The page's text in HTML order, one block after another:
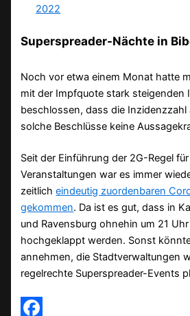
2022
Superspreader-Nächte in
Noch vor etwa einem Monat hatte
mit der Impfquote stark steigenden
beschlossen, dass die Inzidenzzahl
solche Beschlüsse keine
Seit der Einführung der 2G-Regel
Veranstaltungen war es immer
zeitlicheindeutig zuordenbaren
gekommen. Da ist es gut, dass in
und Ravensburg ohnehin um 21
hochgeklappt werden. Sonst
annehmen, die Stadtverwaltungen
regelrechte Superspreader-Events